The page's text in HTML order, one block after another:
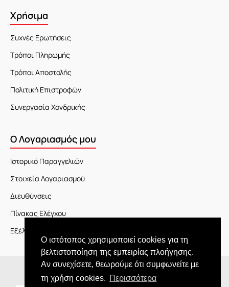
Ο ιστότοπος χρησιμοποιεί cookies για τη
βελτιστοποίηση της εμπειρίας πλοήγησης.
Αν συνεχίσετε, θεωρούμε ότι συμφωνείτε με
τη χρήση cookies. Περισσότερα
Χρήσιμα
Συχνές Ερωτήσεις
Τρόποι Πληρωμής
Τρόποι Αποστολής
Πολιτική Επιστροφών
Συνεργασία Χονδρικής
Ο Λογαριασμός μου
Ιστορικό Παραγγελιών
Στοιχεία Λογαριασμού
Διευθύνσεις
Πίνακας Ελέγχου
Εξέλιξη Παραγγελίας
Copyright © 2026 JOY market